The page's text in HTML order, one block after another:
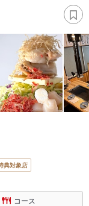
典対象店
コース